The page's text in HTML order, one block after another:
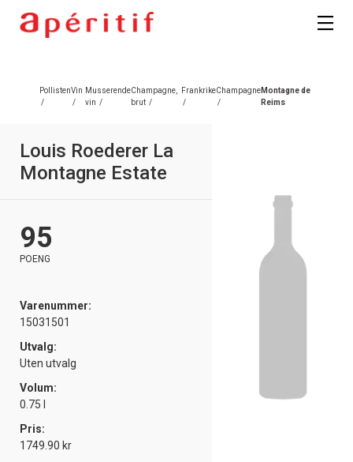
Pollisten
/
Vin
/
Musserende
vin /
Champagne,
brut /
Frankrike
/
Champagne
/
Montagne de
Reims
Louis Roederer La
Montagne Estate
95
POENG
Varenummer:
15031501
Utvalg:
Uten utvalg
Volum:
0.75 l
Pris:
1749.90 kr